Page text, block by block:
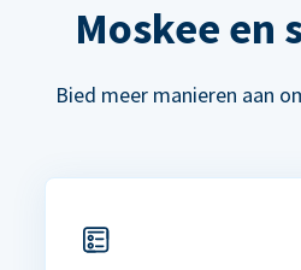
Moskee en
Bied meer manieren aan